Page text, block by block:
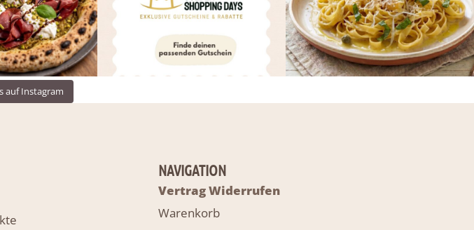
auf Instagram
NAVIGATION
Vertrag Widerrufen
Warenkorb